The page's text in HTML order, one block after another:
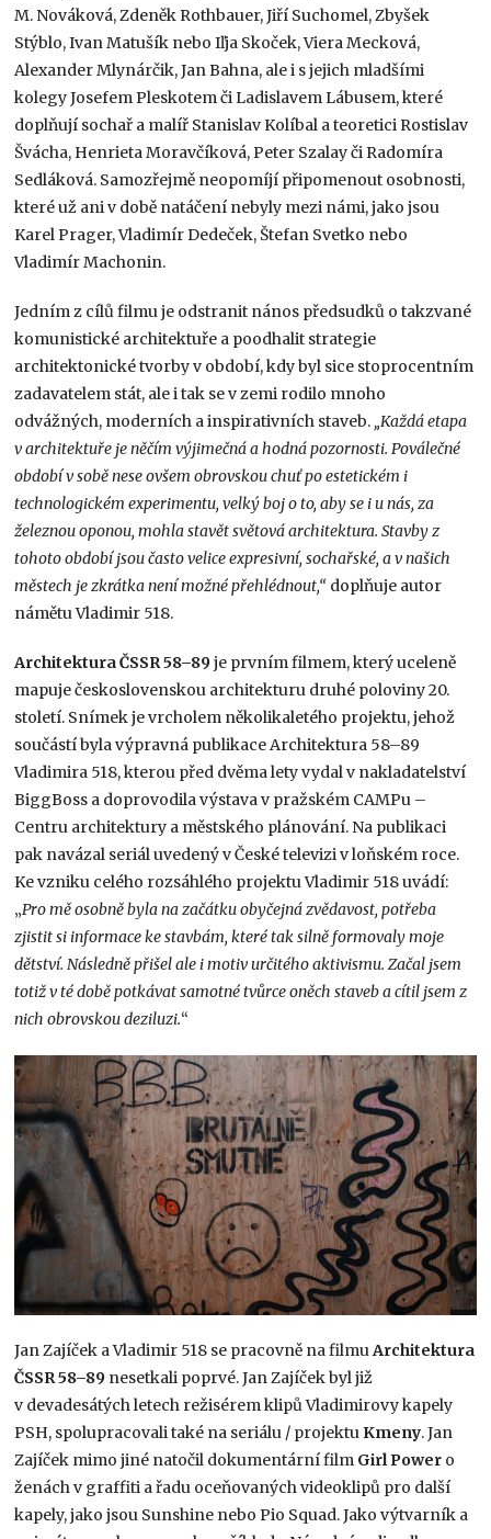
M. Nováková, Zdeněk Rothbauer, Jiří Suchomel, Zbyšek
Stýblo, Ivan Matušík nebo Iľja Skoček, Viera Mecková,
Alexander Mlynárčik, Jan Bahna, ale i s jejich mladšími
kolegy Josefem Pleskotem či Ladislavem Lábusem, které
doplňují sochař a malíř Stanislav Kolíbal a teoretici Rostislav
Švácha, Henrieta Moravčíková, Peter Szalay či Radomíra
Sedláková. Samozřejmě neopomíjí připomenout osobnosti,
které už ani v době natáčení nebyly mezi námi, jako jsou
Karel Prager, Vladimír Dedeček, Štefan Svetko nebo
Vladimír Machonin.
Jedním z cílů filmu je odstranit nános předsudků o takzvané
komunistické architektuře a poodhalit strategie
architektonické tvorby v období, kdy byl sice stoprocentním
zadavatelem stát, ale i tak se v zemi rodilo mnoho
odvážných, moderních a inspirativních staveb. „Každá etapa
v architektuře je něčím výjimečná a hodná pozornosti. Poválečné
období v sobě nese ovšem obrovskou chuť po estetickém i
technologickém experimentu, velký boj o to, aby se i u nás, za
železnou oponou, mohla stavět světová architektura. Stavby z
tohoto období jsou často velice expresivní, sochařské, a v našich
městech je zkrátka není možné přehlédnout,“ doplňuje autor
námětu Vladimir 518.
Architektura ČSSR 58–89je prvním filmem, který uceleně
mapuje československou architekturu druhé poloviny 20.
století. Snímek je vrcholem několikaletého projektu, jehož
součástí byla výpravná publikace Architektura 58–89
Vladimira 518, kterou před dvěma lety vydal v nakladatelství
BiggBoss a doprovodila výstava v pražském CAMPu –
Centru architektury a městského plánování. Na publikaci
pak navázal seriál uvedený v České televizi v loňském roce.
Ke vzniku celého rozsáhlého projektu Vladimir 518 uvádí:
„Pro mě osobně byla na začátku obyčejná zvědavost, potřeba
zjistit si informace ke stavbám, které tak silně formovaly moje
dětství. Následně přišel ale i motiv určitého aktivismu. Začal jsem
totiž v té době potkávat samotné tvůrce oněch staveb a cítil jsem z
nich obrovskou deziluzi.“
Jan Zajíček a Vladimir 518 se pracovně na filmuArchitektura
ČSSR 58–89 nesetkali poprvé. Jan Zajíček byl již
v devadesátých letech režisérem klipů Vladimirovy kapely
PSH, spolupracovali také na seriálu / projektu Kmeny. Jan
Zajíček mimo jiné natočil dokumentární film Girl Power o
ženách v graffiti a řadu oceňovaných videoklipů pro další
kapely, jako jsou Sunshine nebo Pio Squad. Jako výtvarník a